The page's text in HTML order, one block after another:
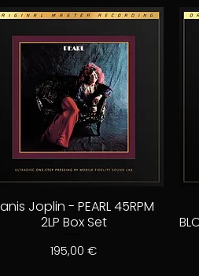
Joplin - PEARL 45RPM
2LP Box Set
Prix
195,00 €